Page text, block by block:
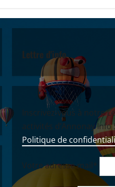
Lettre d'info
Inscrivez-vous à notre
activités d’Annonay Info
Politique de
Votre adresse mail*